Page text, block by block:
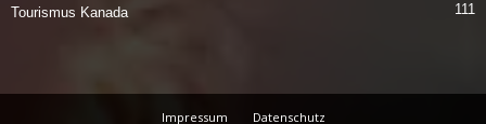
Tourismus Kanada 111
Impressum Datenschutz